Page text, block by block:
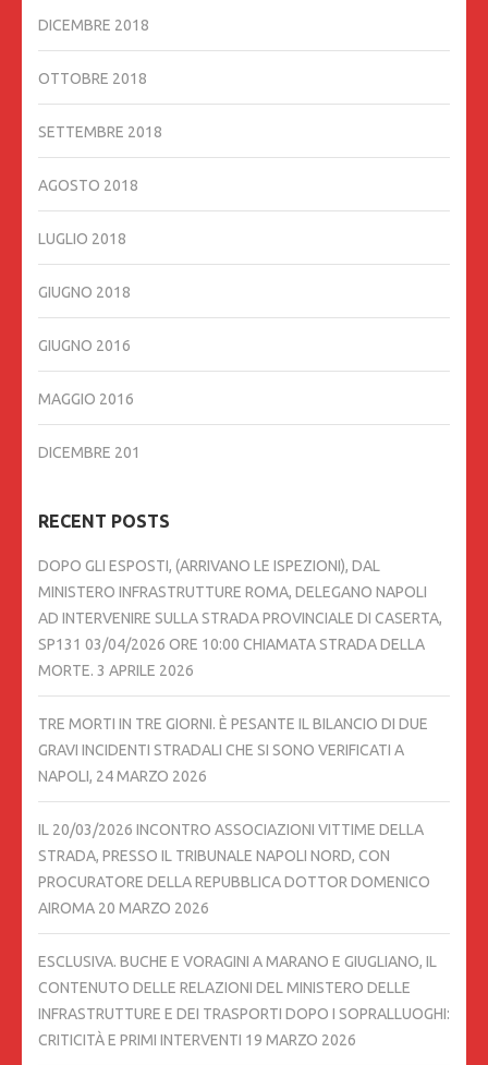
DICEMBRE 2018
OTTOBRE 2018
SETTEMBRE 2018
AGOSTO 2018
LUGLIO 2018
GIUGNO 2018
GIUGNO 2016
MAGGIO 2016
DICEMBRE 201
RECENT POSTS
DOPO GLI ESPOSTI, (ARRIVANO LE ISPEZIONI), DAL
MINISTERO INFRASTRUTTURE ROMA, DELEGANO NAPOLI
AD INTERVENIRE SULLA STRADA PROVINCIALE DI CASERTA,
SP131 03/04/2026 ORE 10:00 CHIAMATA STRADA DELLA
MORTE. 3 APRILE 2026
TRE MORTI IN TRE GIORNI. È PESANTE IL BILANCIO DI DUE
GRAVI INCIDENTI STRADALI CHE SI SONO VERIFICATI A
NAPOLI, 24 MARZO 2026
IL 20/03/2026 INCONTRO ASSOCIAZIONI VITTIME DELLA
STRADA, PRESSO IL TRIBUNALE NAPOLI NORD, CON
PROCURATORE DELLA REPUBBLICA DOTTOR DOMENICO
AIROMA 20 MARZO 2026
ESCLUSIVA. BUCHE E VORAGINI A MARANO E GIUGLIANO, IL
CONTENUTO DELLE RELAZIONI DEL MINISTERO DELLE
INFRASTRUTTURE E DEI TRASPORTI DOPO I SOPRALLUOGHI:
CRITICITÀ E PRIMI INTERVENTI 19 MARZO 2026